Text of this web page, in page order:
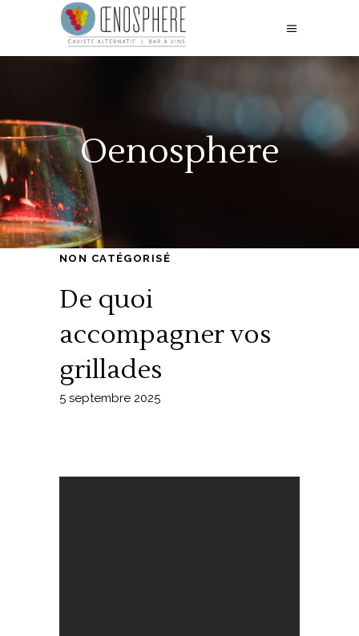
Oenosphere
NON CATÉGORISÉ
De quoi
accompagner vos
grillades
5 septembre 2025